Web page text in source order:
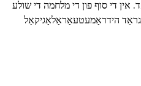
אין די סוף פון די מלחמה די שולע
הידראָמעטעאָראָלאָגיקאַל